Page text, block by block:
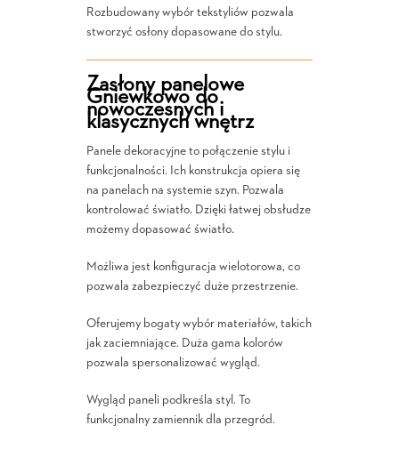
Rozbudowany wybór tekstyliów pozwala
stworzyć osłony dopasowane do stylu.
Zasłony panelowe
Gniewkowo do
nowoczesnych i
klasycznych wnętrz
Panele dekoracyjne to połączenie stylu i
funkcjonalności. Ich konstrukcja opiera się
na panelach na systemie szyn. Pozwala
kontrolować światło. Dzięki łatwej obsłudze
możemy dopasować światło.
Możliwa jest konfiguracja wielotorowa, co
pozwala zabezpieczyć duże przestrzenie.
Oferujemy bogaty wybór materiałów, takich
jak zaciemniające. Duża gama kolorów
pozwala spersonalizować wygląd.
Wygląd paneli podkreśla styl. To
funkcjonalny zamiennik dla przegród.